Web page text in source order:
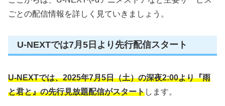
ごとの配信情報を詳しく見ていきましょう。
U-NEXTでは7月5日より先行配信スタート
U-NEXTでは、2025年7月5日（土）の深夜2:00より『雨
と君と』の先行見放題配信がスタートします。